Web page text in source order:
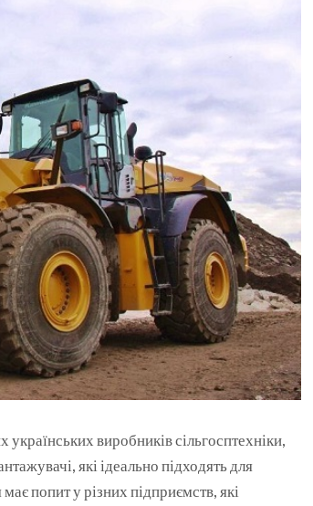
виробників сільгосптехніки,
які ідеально підходять для
попит у різних підприємств, які